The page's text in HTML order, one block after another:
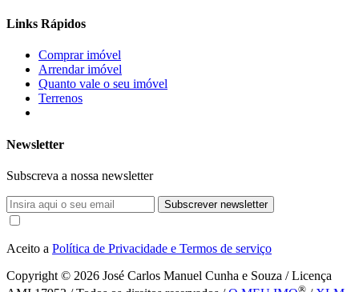
Links Rápidos
Comprar imóvel
Arrendar imóvel
Quanto vale o seu imóvel
Terrenos
Newsletter
Subscreva a nossa newsletter
Subscrever newsletter
Aceito a Política de Privacidade e Termos de serviço
Copyright © 2026 José Carlos Manuel Cunha e Souza / Licença
®